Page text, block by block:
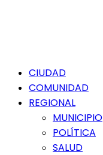
Menú
principal
CIUDAD
COMUNIDAD
REGIONAL
MUNICIPIO
POLÍTICA
SALUD